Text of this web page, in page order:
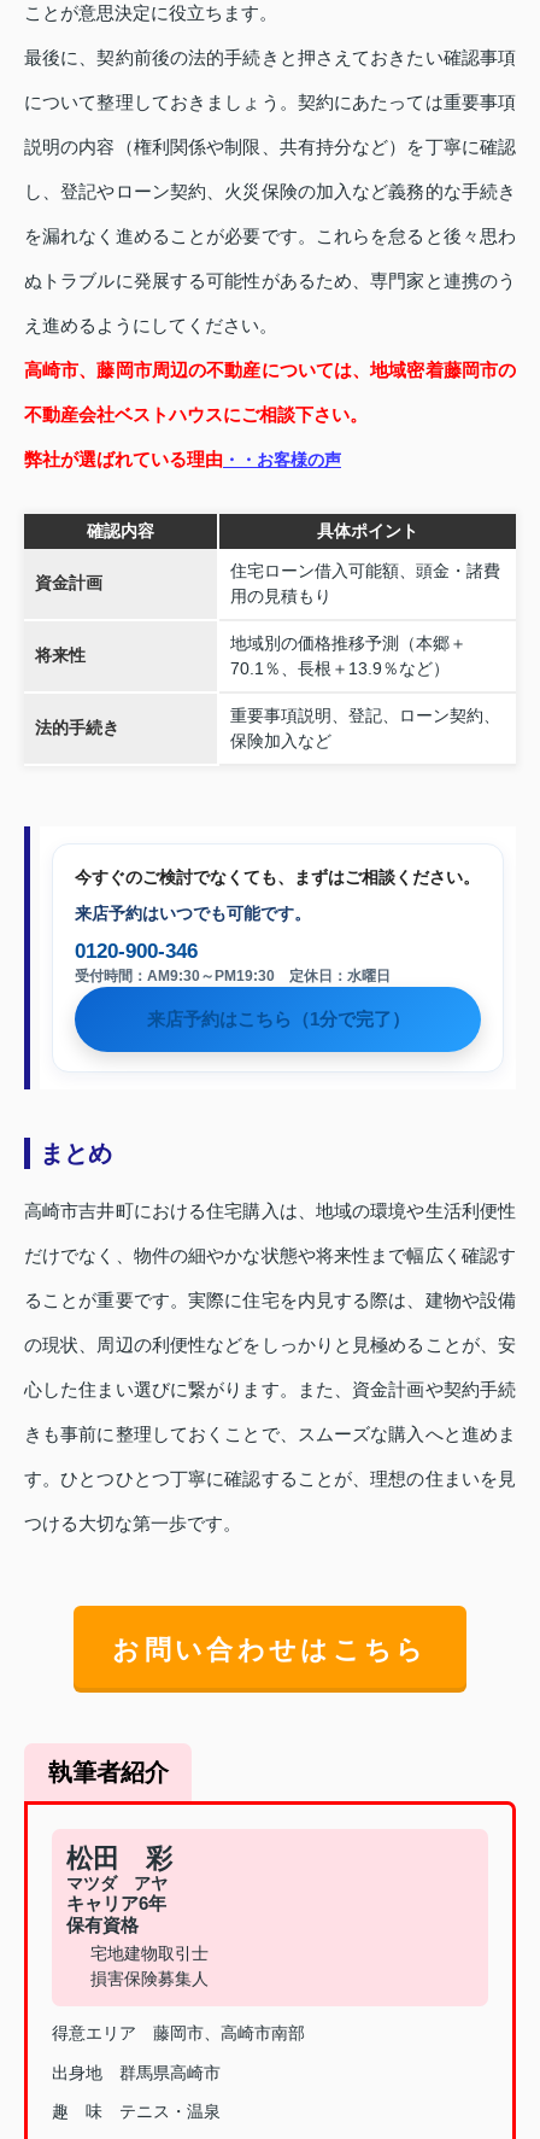
ことが意思決定に役立ちます。
最後に、契約前後の法的手続きと押さえておきたい確認事項
について整理しておきましょう。契約にあたっては重要事項
説明の内容（権利関係や制限、共有持分など）を丁寧に確認
し、登記やローン契約、火災保険の加入など義務的な手続き
を漏れなく進めることが必要です。これらを怠ると後々思わ
ぬトラブルに発展する可能性があるため、専門家と連携のう
え進めるようにしてください。
高崎市、藤岡市周辺の不動産については、地域密着藤岡市の
不動産会社ベストハウスにご相談下さい。
弊社が選ばれている理由 ・・お客様の声
確認内容 具体ポイント
資金計画
住宅ローン借入可能額、頭金・諸費
用の見積もり
将来性
地域別の価格推移予測（本郷＋
70.1％、長根＋13.9％など）
法的手続き
重要事項説明、登記、ローン契約、
保険加入など
今すぐのご検討でなくても、まずはご相談ください。
来店予約はいつでも可能です。
0120-900-346
受付時間：AM9:30～PM19:30 定休日：水曜日
来店予約はこちら（1分で完了）
まとめ
高崎市吉井町における住宅購入は、地域の環境や生活利便性
だけでなく、物件の細やかな状態や将来性まで幅広く確認す
ることが重要です。実際に住宅を内見する際は、建物や設備
の現状、周辺の利便性などをしっかりと見極めることが、安
心した住まい選びに繋がります。また、資金計画や契約手続
きも事前に整理しておくことで、スムーズな購入へと進めま
す。ひとつひとつ丁寧に確認することが、理想の住まいを見
つける大切な第一歩です。
お問い合わせはこちら
執筆者紹介
松田 彩
マツダ アヤ
キャリア6年
保有資格
宅地建物取引士
損害保険募集人
得意エリア 藤岡市、高崎市南部
出身地 群馬県高崎市
趣 味 テニス・温泉